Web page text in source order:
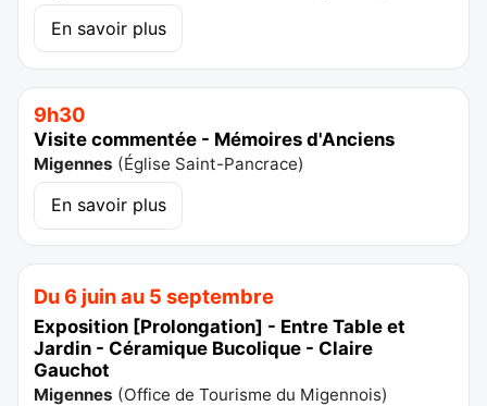
En savoir plus
9h30
Visite commentée - Mémoires d'Anciens
Migennes (Église Saint-Pancrace)
En savoir plus
Du 6 juin au 5 septembre
Exposition [Prolongation] - Entre Table et
Jardin - Céramique Bucolique - Claire
Gauchot
Migennes (Office de Tourisme du Migennois)